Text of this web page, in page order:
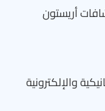
أريستون
والإلكترونية